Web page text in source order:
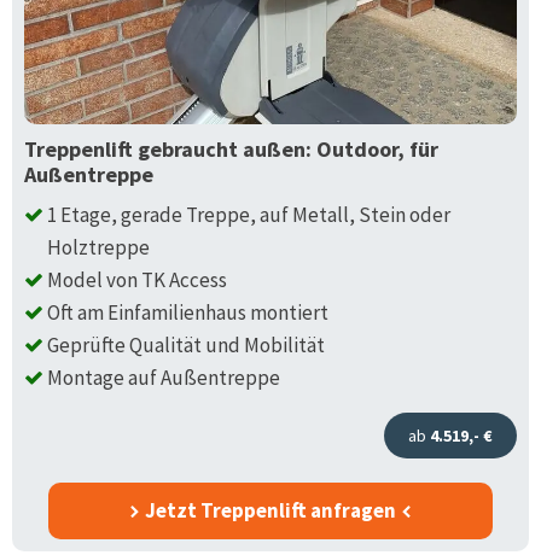
Treppenlift gebraucht außen: Outdoor, für
Außentreppe
1 Etage, gerade Treppe, auf Metall, Stein oder
Holztreppe
Model von TK Access
Oft am Einfamilienhaus montiert
Geprüfte Qualität und Mobilität
Montage auf Außentreppe
ab 4.519,- €
Jetzt Treppenlift anfragen